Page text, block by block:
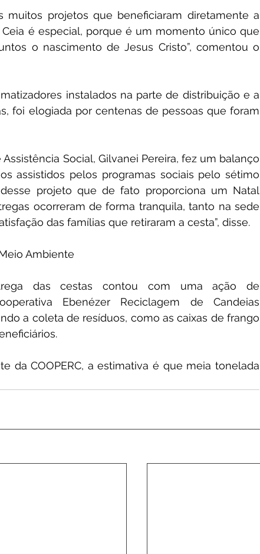
muitos projetos que beneficiaram diretamente a
é especial, porque é um momento único que
o nascimento de Jesus Cristo”, comentou o
instalados na parte de distribuição e a
foi elogiada por centenas de pessoas que foram
Social, Gilvanei Pereira, fez um balanço
assistidos pelos programas sociais pelo sétimo
projeto que de fato proporciona um Natal
ocorreram de forma tranquila, tanto na sede
das famílias que retiraram a cesta”, disse.
Ambiente
das cestas contou com uma ação de
Ebenézer Reciclagem de Candeias
a coleta de resíduos, como as caixas de frango
da COOPERC, a estimativa é que meia tonelada